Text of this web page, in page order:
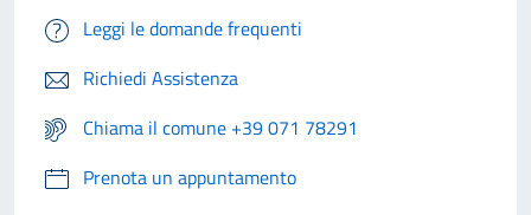
Leggi le domande frequenti
Richiedi Assistenza
Chiama il comune +39 071 78291
Prenota un appuntamento